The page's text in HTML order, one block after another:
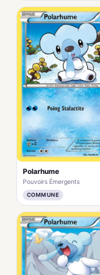
Polarhume
Pouvoirs Émergents
COMMUNE